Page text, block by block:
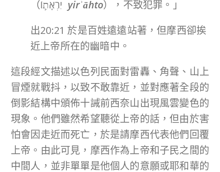
yirʾāhto），不致犯罪。」
出20:21 於是百姓遠遠站著，但摩西卻挨
近上帝所在的幽暗中。
這段經文描述以色列民面對雷轟、角聲、山上
冒煙就戰抖，以致不敢靠近，並對應著全段的
倒影結構中頒佈十誡前西奈山出現風雲變色的
現象。他們雖然希望聽從上帝的話，但由於害
怕會因走近而死亡，於是請摩西代表他們回覆
上帝。由此可見，摩西作為上帝和子民之間的
中間人，並非單單是他個人的意願或耶和華的